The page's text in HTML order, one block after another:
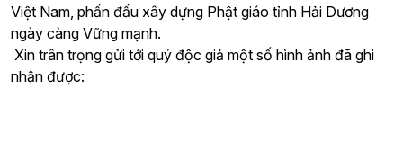
Việt Nam, phấn đấu xây dựng Phật giáo tỉnh Hải Dương
ngày càng Vững mạnh.
Xin trân trọng gửi tới quý độc giả một số hình ảnh đã ghi
nhận được: